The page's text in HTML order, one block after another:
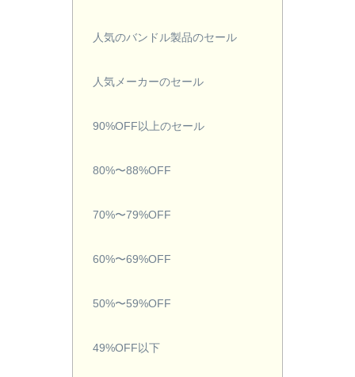
人気のバンドル製品のセール
人気メーカーのセール
90%OFF以上のセール
80%〜88%OFF
70%〜79%OFF
60%〜69%OFF
50%〜59%OFF
49%OFF以下